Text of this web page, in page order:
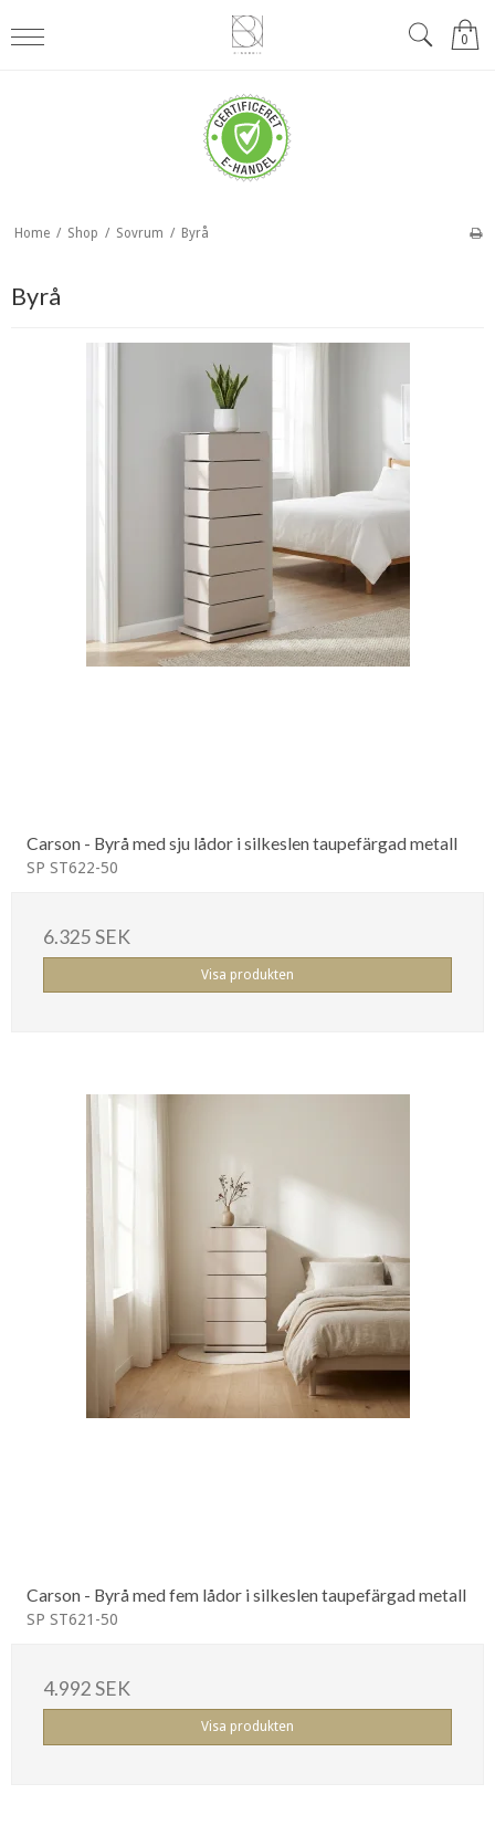
0
Home / Shop / Sovrum / Byrå
Byrå
Carson - Byrå med sju lådor i silkeslen taupefärgad metall
SP ST622-50
6.325 SEK
Visa produkten
Carson - Byrå med fem lådor i silkeslen taupefärgad metall
SP ST621-50
4.992 SEK
Visa produkten